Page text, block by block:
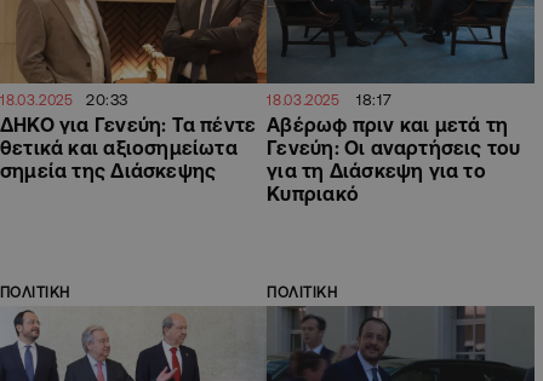
18.03.2025 20:33
ΔΗΚΟ για Γενεύη: Τα πέντε
θετικά και αξιοσημείωτα
σημεία της Διάσκεψης
18.03.2025 18:17
Αβέρωφ πριν και μετά τη
Γενεύη: Οι αναρτήσεις του
για τη Διάσκεψη για το
Κυπριακό
ΠΟΛΙΤΙΚΗ ΠΟΛΙΤΙΚΗ